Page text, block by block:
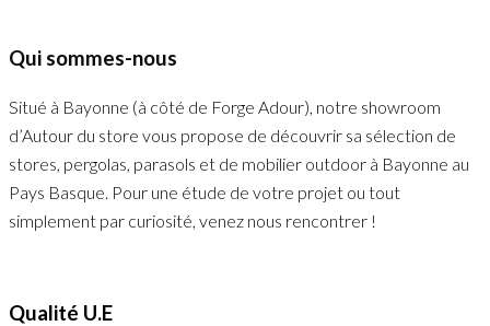
Qui sommes-nous
Situé à Bayonne (à côté de Forge Adour), notre showroom
d’Autour du store vous propose de découvrir sa sélection de
stores, pergolas, parasols et de mobilier outdoor à Bayonne au
Pays Basque. Pour une étude de votre projet ou tout
simplement par curiosité, venez nous rencontrer !
Qualité U.E